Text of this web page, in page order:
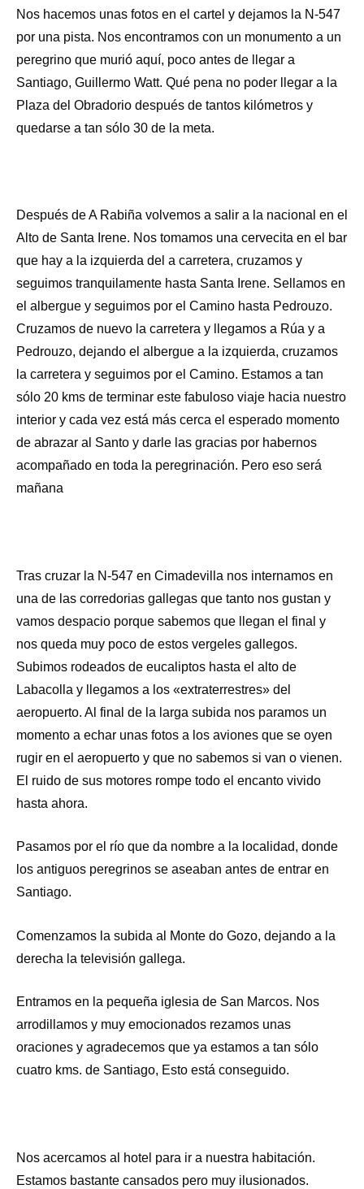
Nos hacemos unas fotos en el cartel y dejamos la N-547
por una pista. Nos encontramos con un monumento a un
peregrino que murió aquí, poco antes de llegar a
Santiago, Guillermo Watt. Qué pena no poder llegar a la
Plaza del Obradorio después de tantos kilómetros y
quedarse a tan sólo 30 de la meta.
Después de A Rabiña volvemos a salir a la nacional en el
Alto de Santa Irene. Nos tomamos una cervecita en el bar
que hay a la izquierda del a carretera, cruzamos y
seguimos tranquilamente hasta Santa Irene. Sellamos en
el albergue y seguimos por el Camino hasta Pedrouzo.
Cruzamos de nuevo la carretera y llegamos a Rúa y a
Pedrouzo, dejando el albergue a la izquierda, cruzamos
la carretera y seguimos por el Camino. Estamos a tan
sólo 20 kms de terminar este fabuloso viaje hacia nuestro
interior y cada vez está más cerca el esperado momento
de abrazar al Santo y darle las gracias por habernos
acompañado en toda la peregrinación. Pero eso será
mañana
Tras cruzar la N-547 en Cimadevilla nos internamos en
una de las corredorias gallegas que tanto nos gustan y
vamos despacio porque sabemos que llegan el final y
nos queda muy poco de estos vergeles gallegos.
Subimos rodeados de eucaliptos hasta el alto de
Labacolla y llegamos a los «extraterrestres» del
aeropuerto. Al final de la larga subida nos paramos un
momento a echar unas fotos a los aviones que se oyen
rugir en el aeropuerto y que no sabemos si van o vienen.
El ruido de sus motores rompe todo el encanto vivido
hasta ahora.
Pasamos por el río que da nombre a la localidad, donde
los antiguos peregrinos se aseaban antes de entrar en
Santiago.
Comenzamos la subida al Monte do Gozo, dejando a la
derecha la televisión gallega.
Entramos en la pequeña iglesia de San Marcos. Nos
arrodillamos y muy emocionados rezamos unas
oraciones y agradecemos que ya estamos a tan sólo
cuatro kms. de Santiago, Esto está conseguido.
Nos acercamos al hotel para ir a nuestra habitación.
Estamos bastante cansados pero muy ilusionados.